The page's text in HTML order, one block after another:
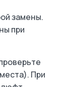
замены.
при
При